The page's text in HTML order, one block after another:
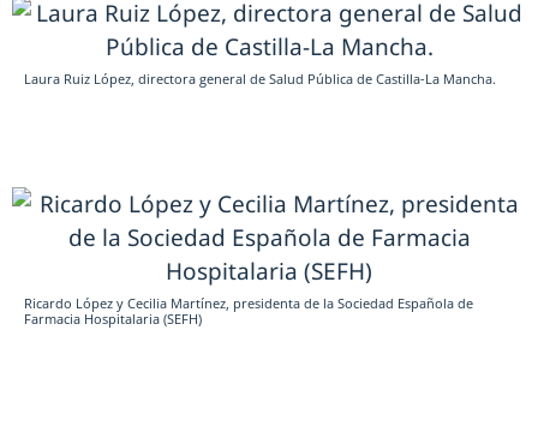
Laura Ruiz López, directora general de Salud Pública de Castilla-La Mancha.
Ricardo López y Cecilia Martínez, presidenta de la Sociedad Española de
Farmacia Hospitalaria (SEFH)